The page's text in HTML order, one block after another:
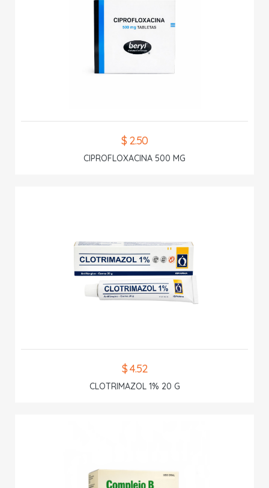
$ 2.50
CIPROFLOXACINA 500 MG
$ 4.52
CLOTRIMAZOL 1% 20 G